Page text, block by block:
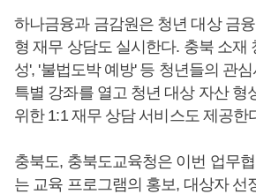
하나금융과 금감원은 청년 대상 금
형 재무 상담도 실시한다. 충북 소재
성', '불법도박 예방' 등 청년들의 관
특별 강좌를 열고 청년 대상 자산 형
위한 1:1 재무 상담 서비스도 제공한
충북도, 충북도교육청은 이번 업무
는 교육 프로그램의 홍보, 대상자 선